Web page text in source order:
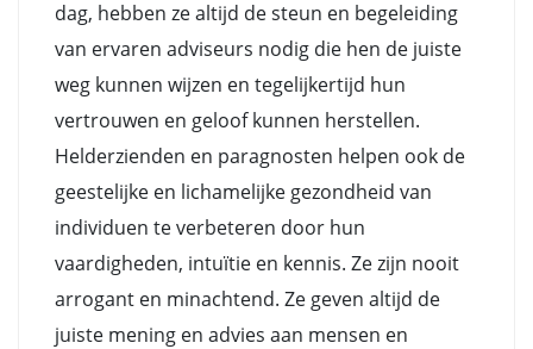
dag, hebben ze altijd de steun en begeleiding
van ervaren adviseurs nodig die hen de juiste
weg kunnen wijzen en tegelijkertijd hun
vertrouwen en geloof kunnen herstellen.
Helderzienden en paragnosten helpen ook de
geestelijke en lichamelijke gezondheid van
individuen te verbeteren door hun
vaardigheden, intuïtie en kennis. Ze zijn nooit
arrogant en minachtend. Ze geven altijd de
juiste mening en advies aan mensen en